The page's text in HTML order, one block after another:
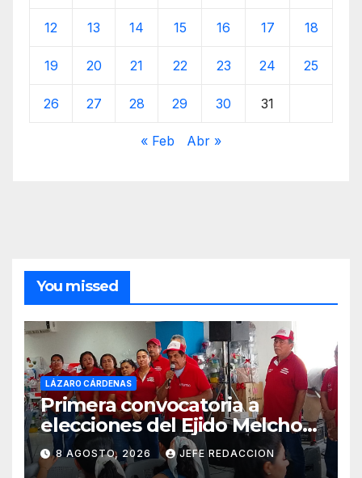
12 13 14 15 16 17 18
19 20 21 22 23 24 25
26 27 28 29 30 31
« Feb Abr »
You missed
LÁZARO CÁRDENAS
Primera convocatoria a
elecciones del Ejido Melchor
Ocampo en Lázaro Cárdenas
el domingo
8 AGOSTO, 2026 JEFE REDACCION